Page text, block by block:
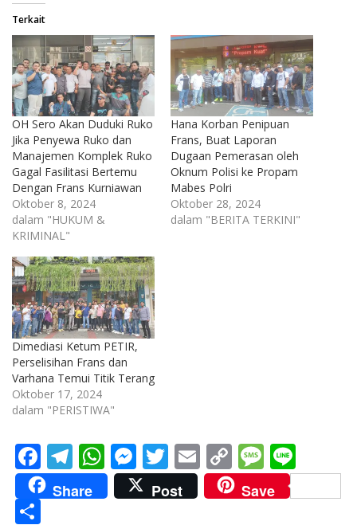
Terkait
OH Sero Akan Duduki Ruko
Jika Penyewa Ruko dan
Manajemen Komplek Ruko
Gagal Fasilitasi Bertemu
Dengan Frans Kurniawan
Oktober 8, 2024
dalam "HUKUM &
KRIMINAL"
Hana Korban Penipuan
Frans, Buat Laporan
Dugaan Pemerasan oleh
Oknum Polisi ke Propam
Mabes Polri
Oktober 28, 2024
dalam "BERITA TERKINI"
Dimediasi Ketum PETIR,
Perselisihan Frans dan
Varhana Temui Titik Terang
Oktober 17, 2024
dalam "PERISTIWA"
F
ac
e
T
el
e
W
h
at
M
e
ss
T
w
itt
E
m
ai
C
o
p
M
e
ss
n
e
Share Post Save